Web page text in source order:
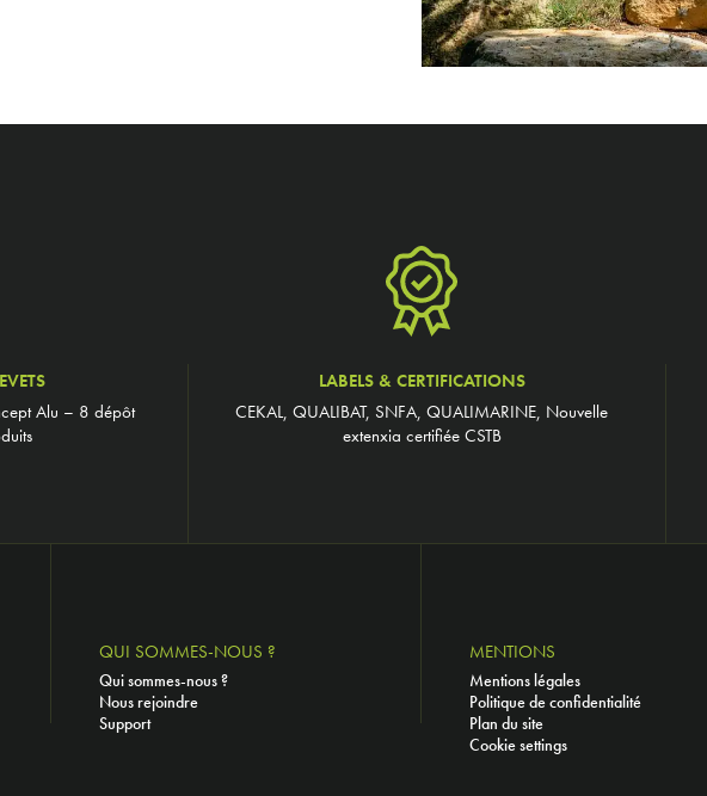
Alu – 8 dépôt
LABELS & CERTIFICATIONS
CEKAL, QUALIBAT, SNFA, QUALIMARINE, Nouvelle
extenxia certifiée CSTB
QUI SOMMES-NOUS ?
Qui sommes-nous ?
Nous rejoindre
Support
MENTIONS
Mentions légales
Politique de confidentialité
Plan du site
Cookie settings